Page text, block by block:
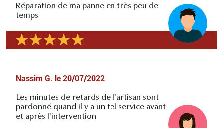
Réparation de ma panne en très peu de
temps
Nassim G. le 20/07/2022
Les minutes de retards de l'artisan sont
pardonné quand il y a un tel service avant
et après l'intervention